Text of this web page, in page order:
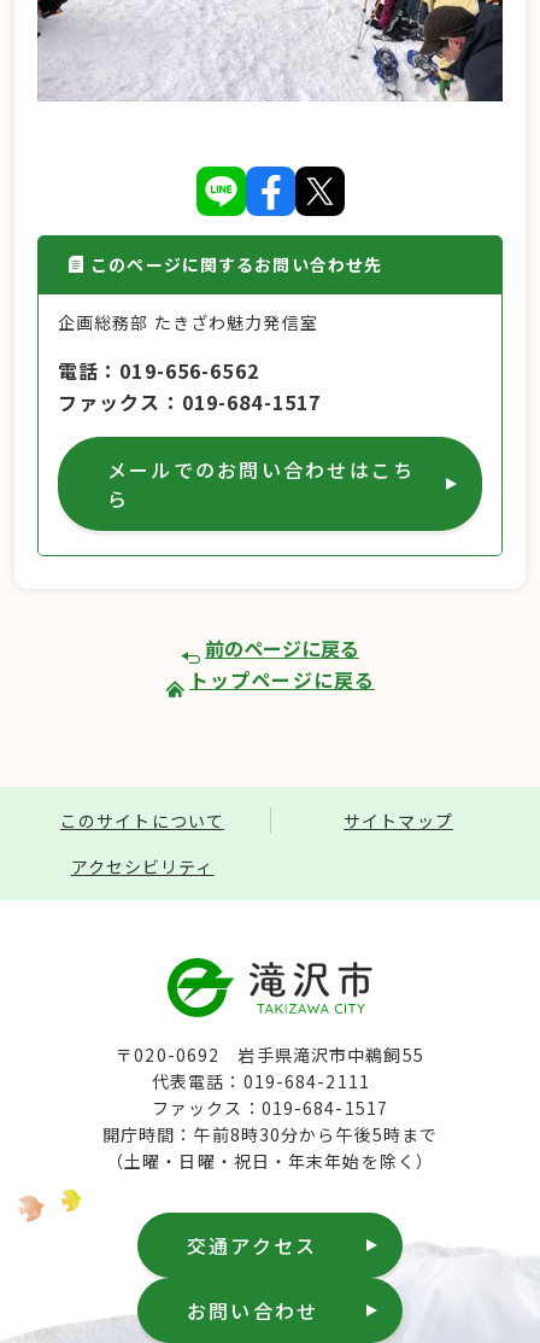
このページに関するお問い合わせ先
企画総務部 たきざわ魅力発信室
電話
019-656-6562
ファックス
019-684-1517
メールでのお問い合わせはこち
ら
前のページに戻る
トップページに戻る
このサイトについて
サイトマップ
アクセシビリティ
〒020-0692 岩手県滝沢市中鵜飼55
代表電話：019-684-2111
ファックス：019-684-1517
開庁時間：午前8時30分から午後5時まで
（土曜・日曜・祝日・年末年始を除く）
交通アクセス
お問い合わせ